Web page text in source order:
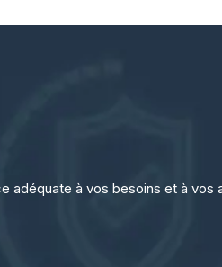
adéquate à vos besoins et à